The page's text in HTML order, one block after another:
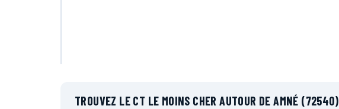
TROUVEZ LE CT LE MOINS CHER AUTOUR DE AMNÉ (72540)